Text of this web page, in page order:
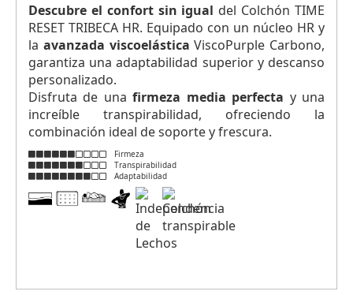
Descubre el confort sin igual del Colchón TIME
RESET TRIBECA HR. Equipado con un núcleo HR y
la avanzada viscoelástica ViscoPurple Carbono,
garantiza una adaptabilidad superior y descanso
personalizado.
Disfruta de unafirmeza media perfecta y una
increíble transpirabilidad, ofreciendo la
combinación ideal de soporte y frescura.
Firmeza
Transpirabilidad
Adaptabilidad